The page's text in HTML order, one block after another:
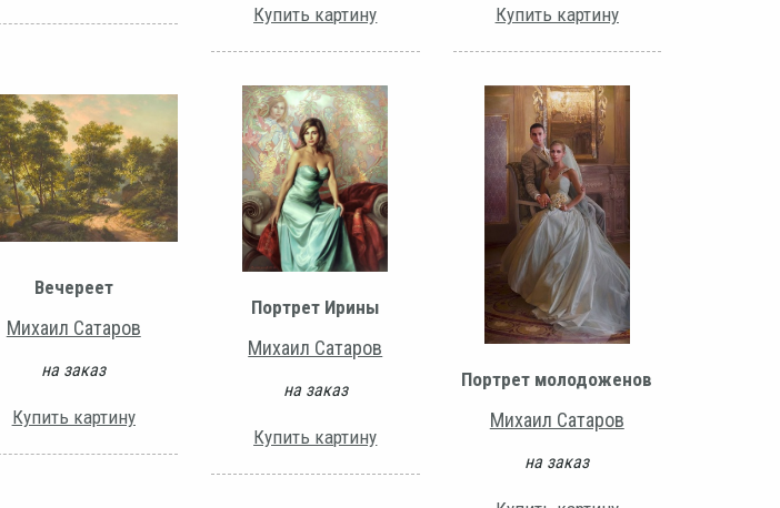
Купить картину Купить картину
Вечереет
Михаил Сатаров
на заказ
Купить картину
Портрет Ирины
Михаил Сатаров
на заказ
Купить картину
Портрет молодоженов
Михаил Сатаров
на заказ